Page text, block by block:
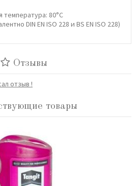
температура: 80°C
DIN EN ISO 228 и BS EN ISO 228)
Отзывы
отзыв !
товары